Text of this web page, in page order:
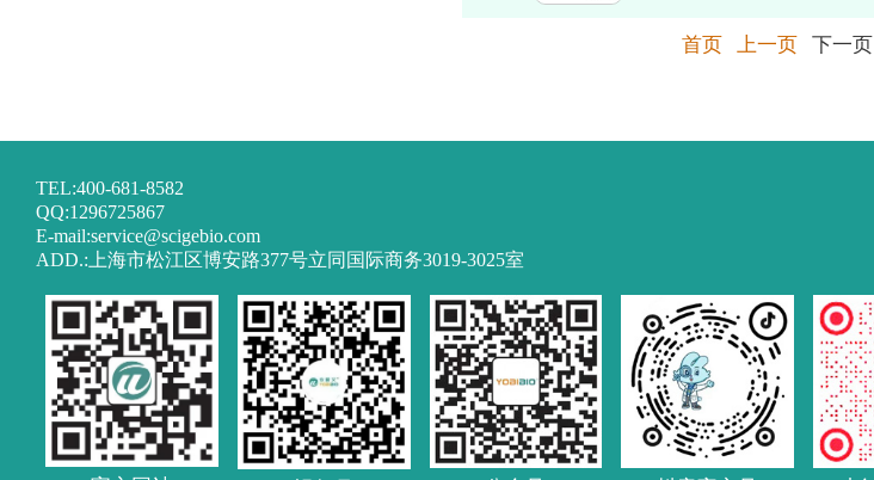
首页 上一页 下一页
TEL:400-681-8582
QQ:1296725867
E-mail:service@scigebio.com
ADD.:上海市松江区博安路377号立同国际商务3019-3025室